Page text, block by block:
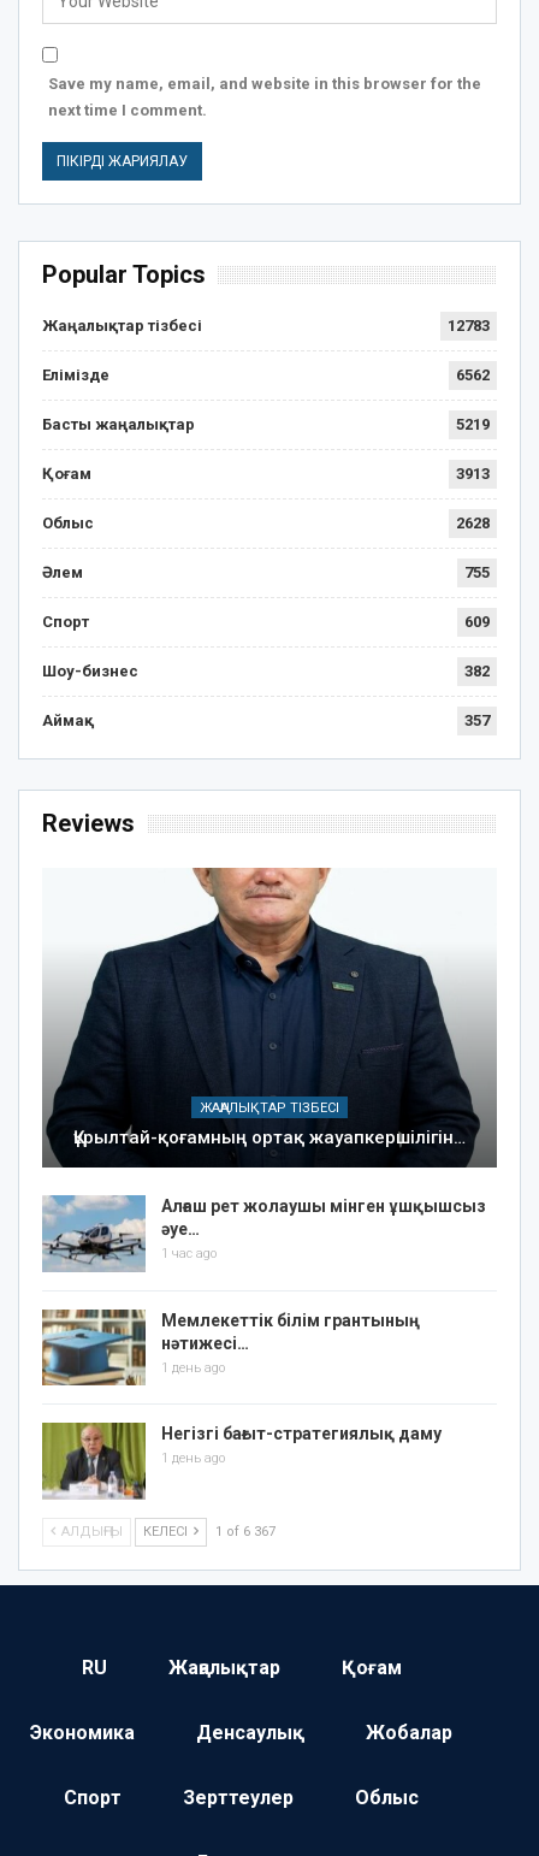
Save my name, email, and website in this browser for the
next time I comment.
Popular Topics
Жаңалықтар тізбесі 12783
Елімізде 6562
Басты жаңалықтар 5219
Қоғам 3913
Облыс 2628
Әлем 755
Спорт 609
Шоу-бизнес 382
Аймақ 357
Reviews
ЖАҢАЛЫҚТАР ТІЗБЕСІ
Құрылтай-қоғамның ортақ жауапкершілігін…
Алғаш рет жолаушы мінген ұшқышсыз
әуе…
1 час ago
Мемлекеттік білім грантының
нәтижесі…
1 день ago
Негізгі бағыт-стратегиялық даму
1 день ago
АЛДЫҢҒЫ КЕЛЕСІ 1 of 6 367
RU Жаңалықтар Қоғам
Экономика Денсаулық Жобалар
Спорт Зерттеулер Облыс